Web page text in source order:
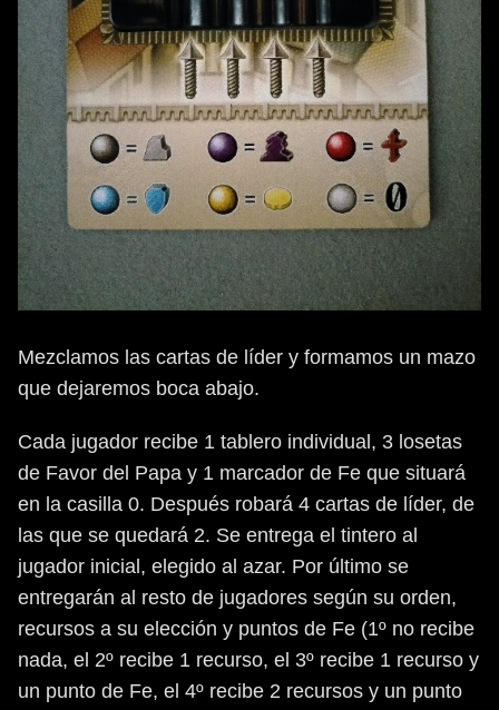
Mezclamos las cartas de líder y formamos un mazo
que dejaremos boca abajo.
Cada jugador recibe 1 tablero individual, 3 losetas
de Favor del Papa y 1 marcador de Fe que situará
en la casilla 0. Después robará 4 cartas de líder, de
las que se quedará 2. Se entrega el tintero al
jugador inicial, elegido al azar. Por último se
entregarán al resto de jugadores según su orden,
recursos a su elección y puntos de Fe (1º no recibe
nada, el 2º recibe 1 recurso, el 3º recibe 1 recurso y
un punto de Fe, el 4º recibe 2 recursos y un punto